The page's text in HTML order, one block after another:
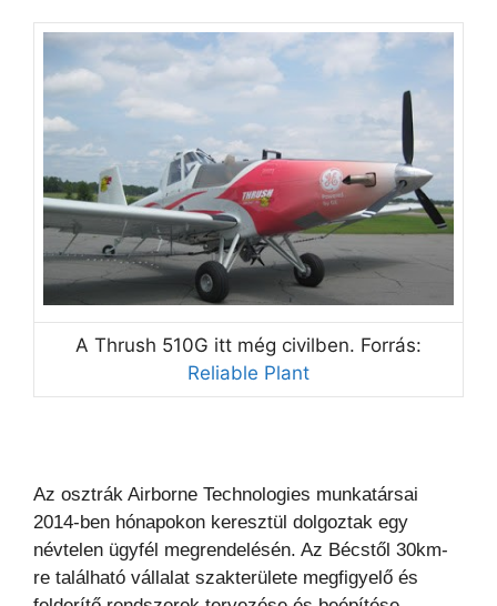
A Thrush 510G itt még civilben. Forrás:
Reliable Plant
Az osztrák Airborne Technologies munkatársai
2014-ben hónapokon keresztül dolgoztak egy
névtelen ügyfél megrendelésén. Az Bécstől 30km-
re található vállalat szakterülete megfigyelő és